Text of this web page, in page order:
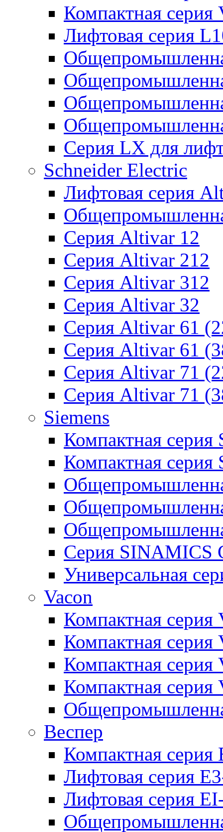
Компактная серия
Лифтовая серия
Серия LX для
Schneider Electric
Лифтовая серия
Серия Altivar 12
Серия Altivar 212
Серия Altivar 312
Серия Altivar 32
Серия Altivar 61
Серия Altivar 61
Серия Altivar 71
Серия Altivar 71
Siemens
Компактная
Компактная
Серия SINAMICS
Универсальная
Vacon
Компактная серия
Компактная серия
Компактная
Компактная серия
Веспер
Компактная серия
Лифтовая серия
Лифтовая серия